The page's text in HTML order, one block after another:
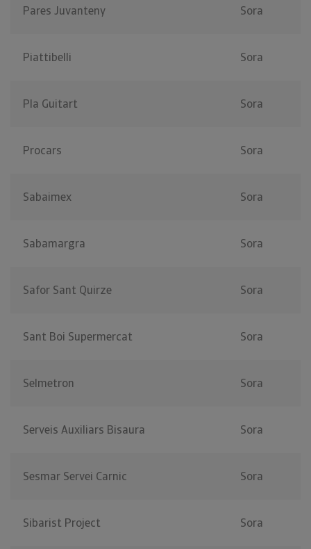
Pares Juvanteny Sora
Piattibelli Sora
Pla Guitart Sora
Procars Sora
Sabaimex Sora
Sabamargra Sora
Safor Sant Quirze Sora
Sant Boi Supermercat Sora
Selmetron Sora
Serveis Auxiliars Bisaura Sora
Sesmar Servei Carnic Sora
Sibarist Project Sora